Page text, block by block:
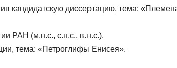
кандидатскую диссертацию, тема:
РАН (м.н.с., с.н.с., в.н.с.).
тема: «Петроглифы Енисея».